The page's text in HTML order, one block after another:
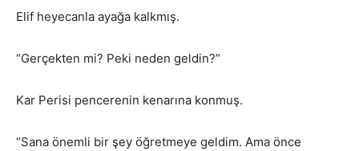
Elif heyecanla ayağa kalkmış.
“Gerçekten mi? Peki neden geldin?”
Kar Perisi pencerenin kenarına konmuş.
“Sana önemli bir şey öğretmeye geldim. Ama önce